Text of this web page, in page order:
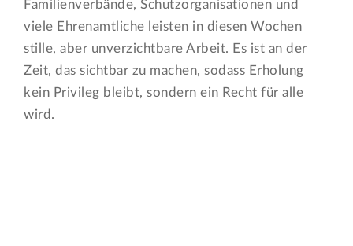
Familienverbände, Schutzorganisationen und
viele Ehrenamtliche leisten in diesen Wochen
stille, aber unverzichtbare Arbeit. Es ist an der
Zeit, das sichtbar zu machen, sodass Erholung
kein Privileg bleibt, sondern ein Recht für alle
wird.